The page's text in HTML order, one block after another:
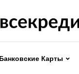
Банковские Карты